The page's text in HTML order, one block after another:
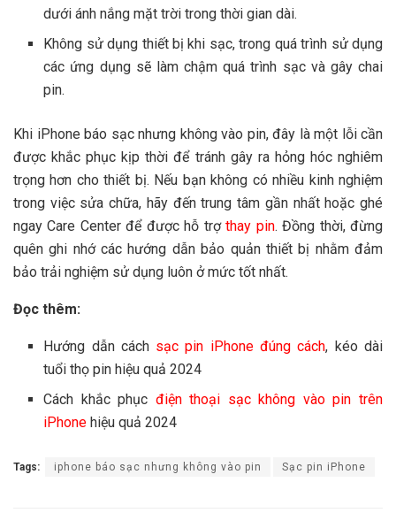
dưới ánh nắng mặt trời trong thời gian dài.
Không sử dụng thiết bị khi sạc, trong quá trình sử dụng
các ứng dụng sẽ làm chậm quá trình sạc và gây chai
pin.
Khi iPhone báo sạc nhưng không vào pin, đây là một lỗi cần
được khắc phục kịp thời để tránh gây ra hỏng hóc nghiêm
trọng hơn cho thiết bị. Nếu bạn không có nhiều kinh nghiệm
trong việc sửa chữa, hãy đến trung tâm gần nhất hoặc ghé
ngay Care Center để được hỗ trợthay pin. Đồng thời, đừng
quên ghi nhớ các hướng dẫn bảo quản thiết bị nhằm đảm
bảo trải nghiệm sử dụng luôn ở mức tốt nhất.
Đọc thêm:
Hướng dẫn cáchsạc pin iPhone đúng cách, kéo dài
tuổi thọ pin hiệu quả 2024
Cách khắc phục điện thoại sạc không vào pin trên
iPhone hiệu quả 2024
Tags: iphone báo sạc nhưng không vào pin Sạc pin iPhone